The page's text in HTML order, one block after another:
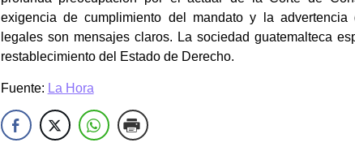
exigencia de cumplimiento del mandato y la advertencia
legales son mensajes claros. La sociedad guatemalteca
restablecimiento del Estado de Derecho.
Fuente: La Hora